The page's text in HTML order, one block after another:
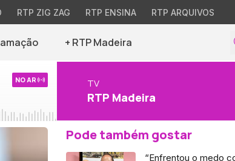
RTP ZIG ZAG RTP ENSINA RTP ARQUIVOS
+ RTP Madeira
NO AR TV
RTP Madeira
Pode também gostar
“Enfrentou o medo